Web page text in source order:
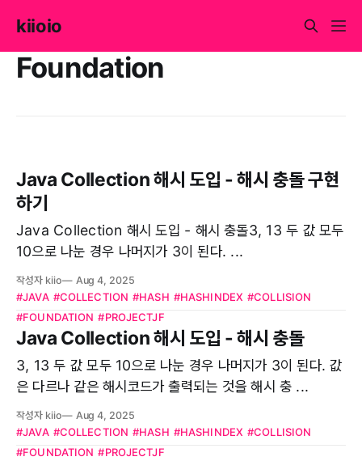
kiioio
Foundation
Java Collection 해시 도입 - 해시 충돌 구현
하기
Java Collection 해시 도입 - 해시 충돌3, 13 두 값 모두
10으로 나눈 경우 나머지가 3이 된다. ...
작성자 kiio Aug 4, 2025
#JAVA #COLLECTION #HASH #HASHINDEX #COLLISION
#FOUNDATION #PROJECTJF
Java Collection 해시 도입 - 해시 충돌
3, 13 두 값 모두 10으로 나눈 경우 나머지가 3이 된다. 값
은 다르나 같은 해시코드가 출력되는 것을 해시 충 ...
작성자 kiio Aug 4, 2025
#JAVA #COLLECTION #HASH #HASHINDEX #COLLISION
#FOUNDATION #PROJECTJF